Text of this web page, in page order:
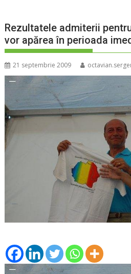
Rezultatele admiterii
vor apărea în perioada
21 septembrie 2009